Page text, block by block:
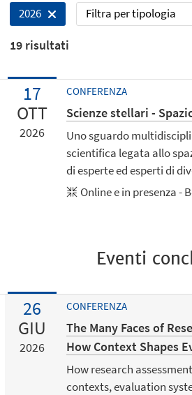
2026 Filtra per tipologia
19 risultati
17
OTT
2026
CONFERENZA
Scienze stellari -
Uno sguardo
scientifica legata allo
di esperte ed esperti di
Online e in presenza -
Eventi
26
GIU
2026
CONFERENZA
The Many Faces of
How Context Shapes
How research
contexts, evaluation